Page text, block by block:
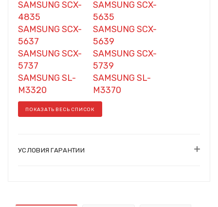
SAMSUNG SCX-
4835
SAMSUNG SCX-
5635
SAMSUNG SCX-
5637
SAMSUNG SCX-
5639
SAMSUNG SCX-
5737
SAMSUNG SCX-
5739
SAMSUNG SL-
M3320
SAMSUNG SL-
M3370
ПОКАЗАТЬ ВЕСЬ СПИСОК
УСЛОВИЯ ГАРАНТИИ